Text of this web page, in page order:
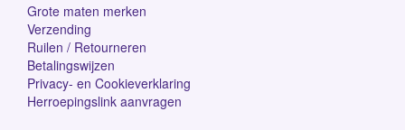
Grote maten merken
Verzending
Ruilen / Retourneren
Betalingswijzen
Privacy- en Cookieverklaring
Herroepingslink aanvragen